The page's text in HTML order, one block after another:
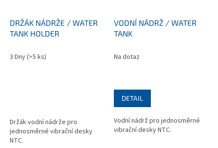
DRŽÁK NÁDRŽE / WATER
TANK HOLDER
3 Dny(>5 ks)
Držák vodní nádrže pro
jednosměrné vibrační desky
NTC.
VODNÍ NÁDRŽ / WATER
TANK
Na dotaz
DETAIL
Vodní nádrž pro jednosměrné
vibrační desky NTC.